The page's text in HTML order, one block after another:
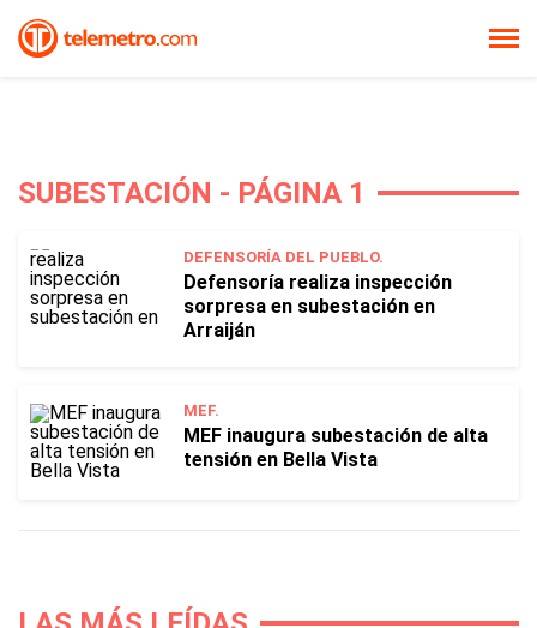
SUBESTACIÓN - PÁGINA 1
DEFENSORÍA DEL PUEBLO.
Defensoría realiza inspección
sorpresa en subestación en
Arraiján
MEF.
MEF inaugura subestación de alta
tensión en Bella Vista